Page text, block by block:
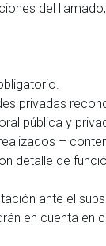
del
privadas
pública y
–
detalle de
ante el
en cuenta en